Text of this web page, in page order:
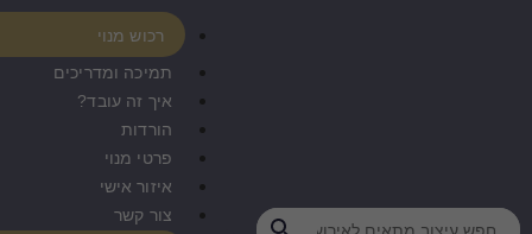
רכוש מנוי
תמיכה ומדריכים
איך זה עובד?
הורדות
פרטי מנוי
איזור אישי
צור קשר